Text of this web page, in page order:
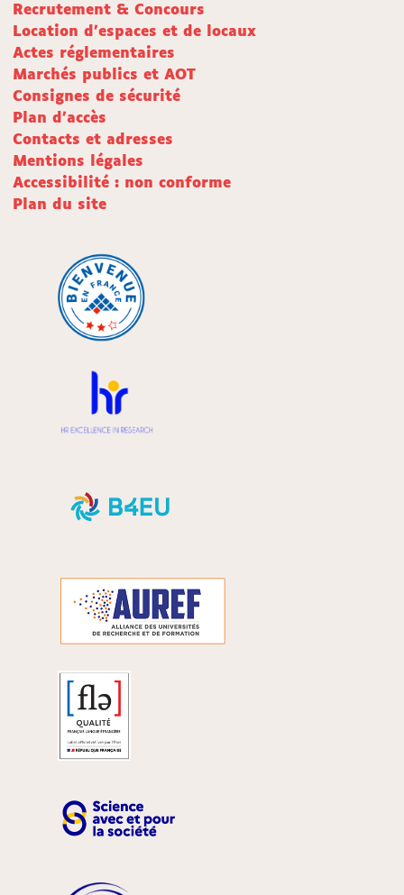
Recrutement & Concours
Location d'espaces et de locaux
Actes réglementaires
Marchés publics et AOT
Consignes de sécurité
Plan d'accès
Contacts et adresses
Mentions légales
Accessibilité : non conforme
Plan du site